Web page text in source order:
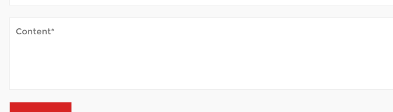
Dec 31, 2025
Elektrické invalidní vozíky změnily počet lidí, kteří se během dne pohybují. Jako a Velkoobchodní výrobce invalidních vozíků Společnosti, jako jsou ty, které se specializují na řešení mobility, nabízejí způsoby, jak